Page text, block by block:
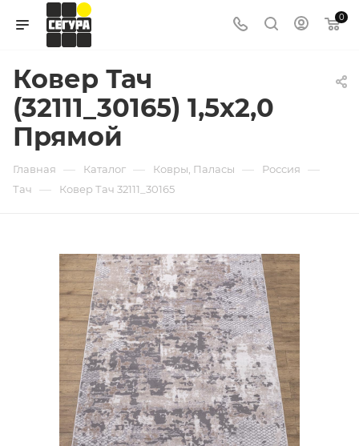
0
Ковер Тач
(32111_30165) 1,5х2,0
Прямой
Главная — Каталог — Ковры, Паласы — Россия —
Тач — Ковер Тач 32111_30165